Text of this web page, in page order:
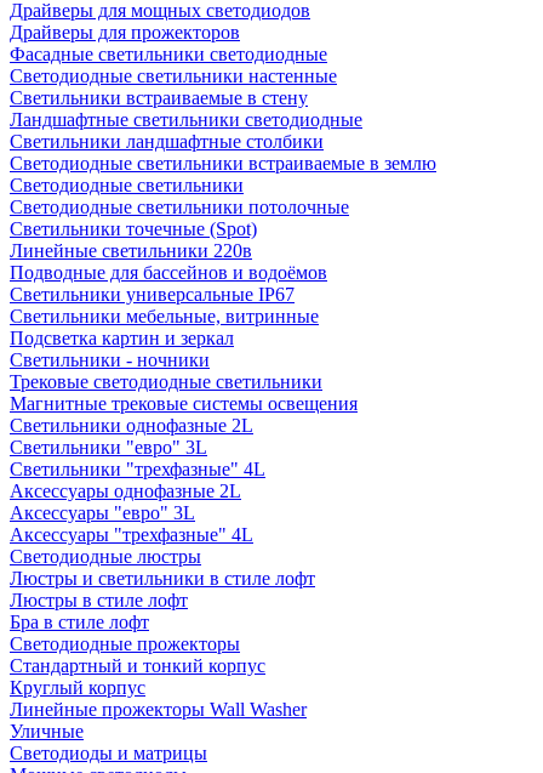
Драйверы для мощных светодиодов
Драйверы для прожекторов
Фасадные светильники светодиодные
Светодиодные светильники настенные
Светильники встраиваемые в стену
Ландшафтные светильники светодиодные
Светильники ландшафтные столбики
Светодиодные светильники встраиваемые в землю
Светодиодные светильники
Светодиодные светильники потолочные
Светильники точечные (Spot)
Линейные светильники 220в
Подводные для бассейнов и водоёмов
Светильники универсальные IP67
Светильники мебельные, витринные
Подсветка картин и зеркал
Светильники - ночники
Трековые светодиодные светильники
Магнитные трековые системы освещения
Светильники однофазные 2L
Светильники "евро" 3L
Светильники "трехфазные" 4L
Аксессуары однофазные 2L
Аксессуары "евро" 3L
Аксессуары "трехфазные" 4L
Светодиодные люстры
Люстры и светильники в стиле лофт
Люстры в стиле лофт
Бра в стиле лофт
Светодиодные прожекторы
Стандартный и тонкий корпус
Круглый корпус
Линейные прожекторы Wall Washer
Уличные
Светодиоды и матрицы